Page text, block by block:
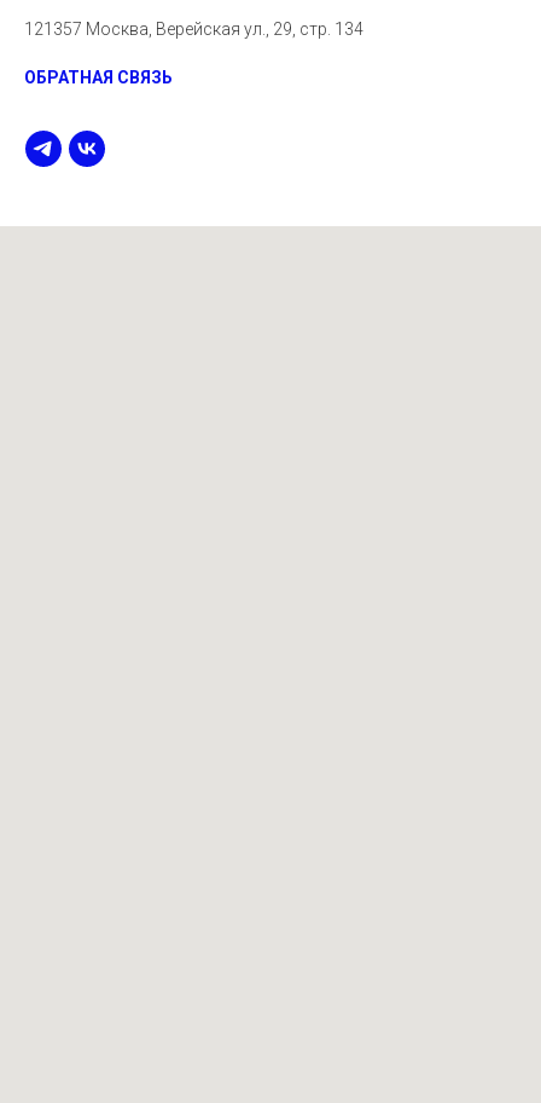
121357 Москва, Верейская ул., 29, стр. 134
ОБРАТНАЯ СВЯЗЬ